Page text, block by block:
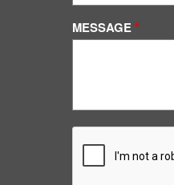
MESSAGE